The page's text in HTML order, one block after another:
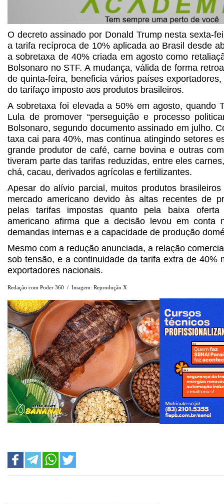
O decreto assinado por Donald Trump nesta sexta-
a tarifa recíproca de 10% aplicada ao Brasil desde
a sobretaxa de 40% criada em agosto como
Bolsonaro no STF. A mudança, válida de forma
de quinta-feira, beneficia vários países
do tarifaço imposto aos produtos brasileiros.
A sobretaxa foi elevada a 50% em agosto, quando
Lula de promover “perseguição e processo
Bolsonaro, segundo documento assinado em julho.
taxa cai para 40%, mas continua atingindo setores
grande produtor de café, carne bovina e outras
tiveram parte das tarifas reduzidas, entre eles
chá, cacau, derivados agrícolas e fertilizantes.
Apesar do alívio parcial, muitos produtos
mercado americano devido às altas recentes de
pelas tarifas impostas quanto pela baixa
americano afirma que a decisão levou em conta
demandas internas e a capacidade de produção
Mesmo com a redução anunciada, a relação
sob tensão, e a continuidade da tarifa extra de 40%
exportadores nacionais.
Redação com Poder 360 / Imagem: Reprodução X